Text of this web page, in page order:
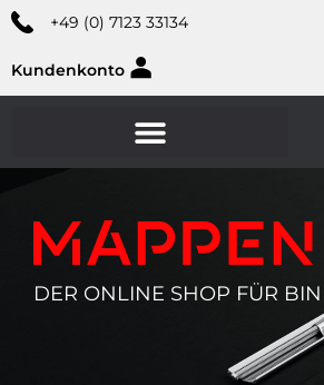
+49 (0) 7123 33134
Kundenkonto
DER ONLINE SHOP FÜR